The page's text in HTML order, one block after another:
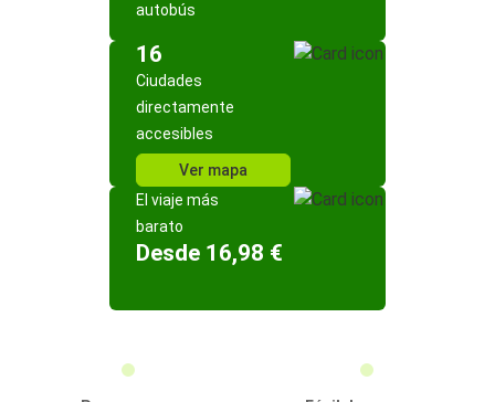
autobús
16
Ciudades
directamente
accesibles
Ver mapa
El viaje más
barato
Desde 16,98 €